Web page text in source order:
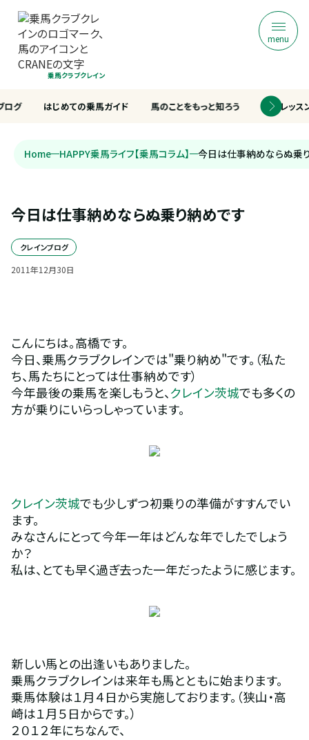
乗馬クラブクレイン
menu
はじめての乗馬ガイド 馬のことをもっと知ろう 乗馬レッス
ログ
Home HAPPY乗馬ライフ【乗馬コラム】 今日は仕事納めならぬ乗
今日は仕事納めならぬ乗り納めです
クレインブログ
2011年12月30日
こんにちは。高橋です。
今日、乗馬クラブクレインでは"乗り納め"です。（私た
ち、馬たちにとっては仕事納めです）
今年最後の乗馬を楽しもうと、クレイン茨城でも多くの
方が乗りにいらっしゃっています。
クレイン茨城でも少しずつ初乗りの準備がすすんでい
ます。
みなさんにとって今年一年はどんな年でしたでしょう
か？
私は、とても早く過ぎ去った一年だったように感じます。
新しい馬との出逢いもありました。
乗馬クラブクレインは来年も馬とともに始まります。
乗馬体験は１月４日から実施しております。（狭山・高
崎は１月５日からです。）
２０１２年にちなんで、